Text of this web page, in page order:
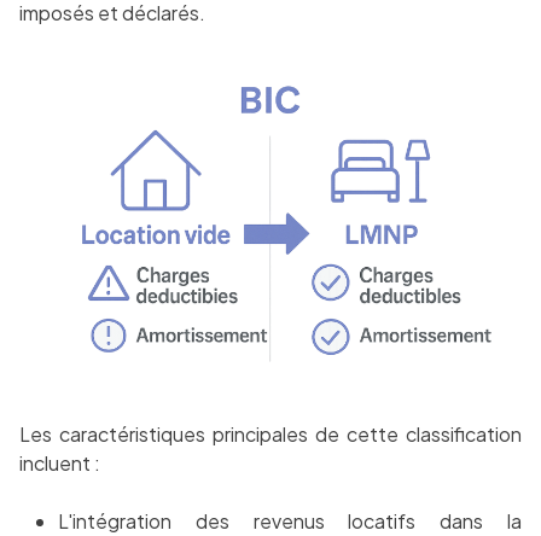
imposés et déclarés.
Les caractéristiques principales de cette classification
incluent :
L'intégration des revenus locatifs dans la